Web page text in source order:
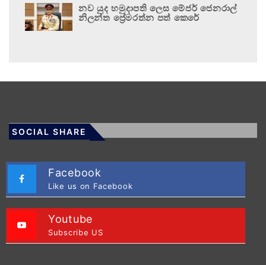
නව යුද හමුදාපති ලෙස මේජර් ජෙනරාල්
නිලන්ත ප්‍රේමරත්න පත් කෙරේ
SOCIAL SHARE
Facebook
Like us on Facebook
Youtube
Subscribe US